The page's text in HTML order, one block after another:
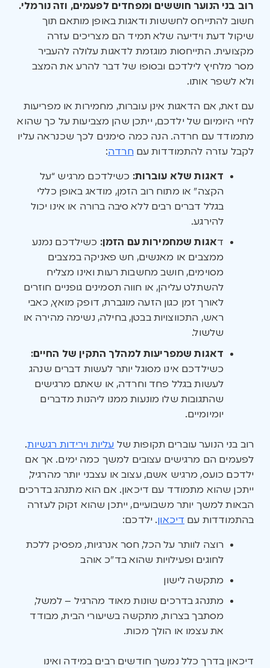
רוב בני הנוער חוששים ומפחדים לפעמים, וזה נורמלי.
חשוב להתייחס לחששות ודאגות באופן מותאם תוך
שיקול דעת וידיעה שלא תמיד הם מצריכים עזרה
מקצועית. התייחסות מוגזמת לדאגות עלולה להעביר
מסר מלחיץ לילדכם ובסופו של דבר להרע את המצב
ולא לשפר אותו.
עם זאת, אם הדאגות אינן עוברות, מחמירות או מפריעות
לחיי היומיום של ילדכם, ייתכן שהן מצביעות על כך שהוא
מתמודד עם חרדה. הנה כמה סימנים לכך שכנראה עליו
לקבל עזרה להתמודדות עם חרדה:
דאגות שלא עוברות: כשילדכם מרגיש “על
הקצה” או מתוח רוב הזמן, מודאג באופן כללי
בגלל דברים רבים ללא סיבה ברורה או אינו יכול
להירגע.
דאגות שמחמירות עם הזמן: כשילדכם נמנע
ממצבים או מאנשים, חש פאניקה במצבים
מסוימים, חושב מחשבות רעות ואינו מצליח
להשתלט עליהן, או חווה תסמינים גופניים חוזרים
לאורך זמן כגון הזעה מוגברת, דופק מואץ, כאבי
ראש, התכווצויות בבטן, בחילה, נשימה מהירה או
שלשול.
דאגות שמפריעות למהלך התקין של החיים:
כשילדכם אינו מסוגל יותר לעשות דברים שנהג
לעשות בגלל פחד וחרדה, או שאתם מרגישים
שהתגובות שלו מונעות ממנו ליהנות מדברים
יומיומיים.
רוב בני הנוער עוברים תקופות של עליות וירידות רגשיות.
לפעמים הם מרגישים עצובים למשך כמה ימים. אך אם
ילדכם כועס, מרגיש אשם, עצוב או עצבני יותר מהרגיל,
ייתכן שהוא מתמודד עם דיכאון. אם הוא מתנהג בדרכים
הבאות למשך יותר משבועיים, ייתכן שהוא זקוק לעזרה
בהתמודדות עם דיכאון. ילדכם:
רוצה לוותר על הכל, חסר אנרגיות, מפסיק ללכת
לחוגים ופעילויות שהוא בד”כ אוהב
מתקשה לישון
מתנהג בדרכים שונות מאוד מהרגיל – למשל,
מסתבך בצרות, מתקשה בשיעורי הבית, מבודד
את עצמו או הולך מכות.
דיכאון בדרך כלל נמשך חודשים רבים במידה ואינו